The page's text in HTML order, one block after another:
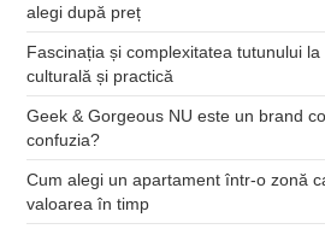
alegi după preț
Fascinația și complexitatea tutunului
culturală și practică
Geek & Gorgeous NU este un brand
confuzia?
Cum alegi un apartament într-o zonă
valoarea în timp